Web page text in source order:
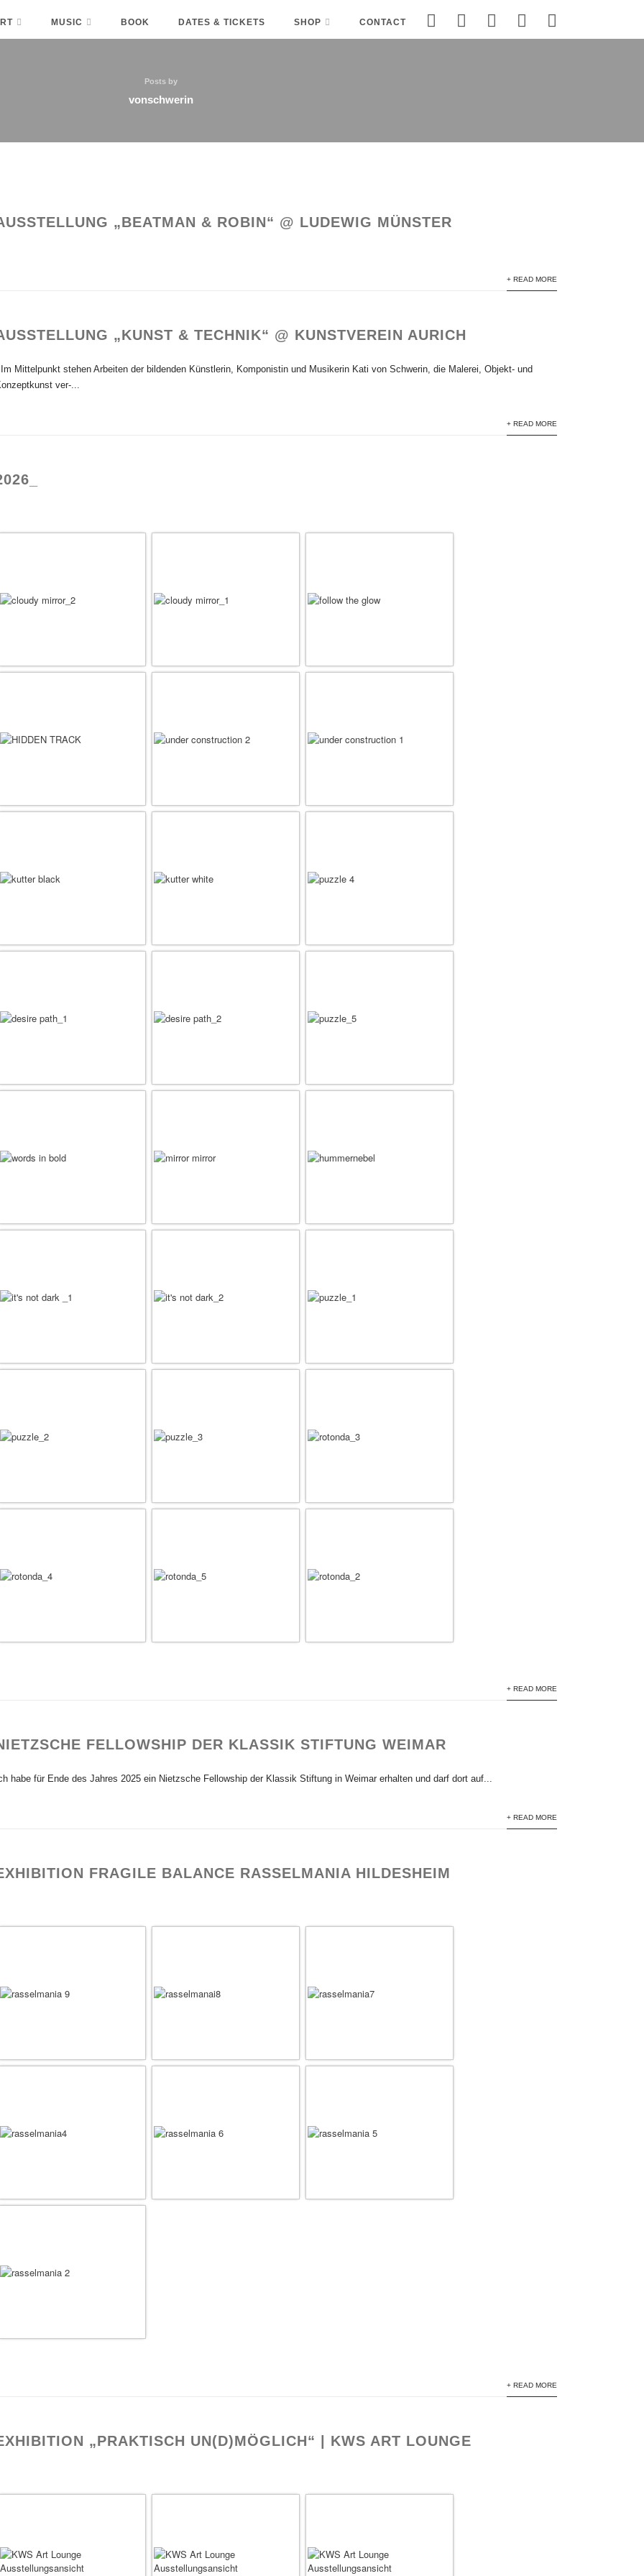
MUSIC BOOK DATES & TICKETS SHOP CONTACT
Posts by
vonschwerin
„BEATMAN & ROBIN“ @ LUDEWIG MÜNSTER
+ READ MORE
„KUNST & TECHNIK“ @ KUNSTVEREIN AURICH
Mittelpunkt stehen Arbeiten der bildenden Künstlerin, Komponistin und Musikerin Kati von Schwerin, die Malerei, Objekt- und
ver-...
+ READ MORE
+ READ MORE
FELLOWSHIP DER KLASSIK STIFTUNG WEIMAR
habe für Ende des Jahres 2025 ein Nietzsche Fellowship der Klassik Stiftung in Weimar erhalten und darf dort auf...
+ READ MORE
FRAGILE BALANCE RASSELMANIA HILDESHEIM
+ READ MORE
„PRAKTISCH UN(D)MÖGLICH“ | KWS ART LOUNGE